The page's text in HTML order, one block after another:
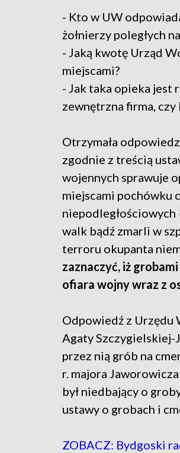
- Kto w UW
żołnierzy poległych
- Jaką kwotę Urząd
miejscami?
- Jak taka opieka jest
zewnętrzna firma, czy
Otrzymała
zgodnie z treścią
wojennych sprawuje
miejscami pochówku
niepodległościowych
walk bądź zmarli w
terroru okupanta
zaznaczyć, iż
ofiara wojny wraz z
Odpowiedź z Urzędu
Agaty Szczygielskiej-
przez nią grób na
r. majora
był niedbający o
ustawy o grobach i
ZOBACZ: Bydgoski